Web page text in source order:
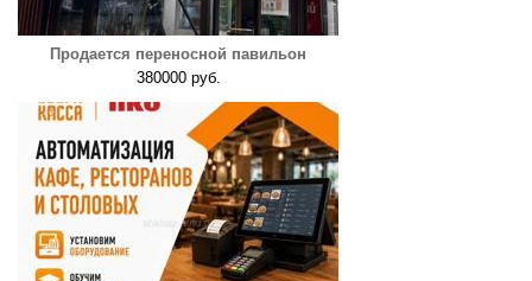
Продается переносной павильон
380000 руб.